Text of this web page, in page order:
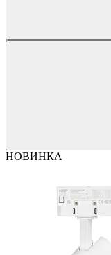
НОВИНКА